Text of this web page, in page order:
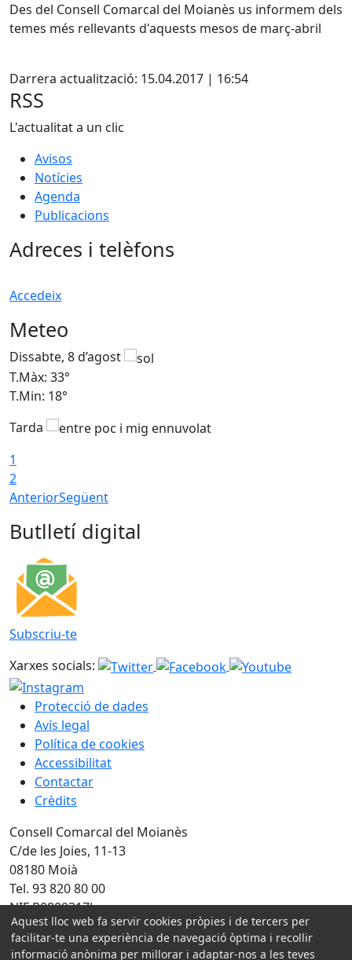
Des del Consell Comarcal del Moianès us informem dels
temes més rellevants d'aquests mesos de març-abril
Darrera actualització: 15.04.2017 | 16:54
RSS
L'actualitat a un clic
Avisos
Notícies
Agenda
Publicacions
Adreces i telèfons
Accedeix
Meteo
Dissabte, 8 d’agost
T.Màx: 33°
T.Min: 18°
Tarda
1
2
AnteriorSegüent
Butlletí digital
Subscriu-te
Xarxes socials:
Protecció de dades
Avís legal
Política de cookies
Accessibilitat
Contactar
Crèdits
Consell Comarcal del Moianès
C/de les Joies, 11-13
08180 Moià
Tel. 93 820 80 00
NIF P0800317J
Amb la col·laboració de:
Aquest lloc web fa servir cookies pròpies i de tercers per
facilitar-te una experiència de navegació òptima i recollir
informació anònima per millorar i adaptar-nos a les teves